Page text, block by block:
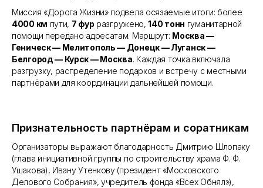
Миссия «Дорога Жизни» подвела осязаемые итоги: более
4000 км пути, 7 фур разгружено,140 тонн гуманитарной
помощи передано адресатам. Маршрут: Москва —
Геническ — Мелитополь — Донецк — Луганск —
Белгород — Курск — Москва. Каждая точка включала
разгрузку, распределение подарков и встречу с местными
партнёрами для координации дальнейшей помощи.
Признательность партнёрам и соратникам
Организаторы выражают благодарность Дмитрию Шлопаку
(глава инициативной группы по строительству храма Ф. Ф.
Ушакова), Ивану Утенкову (президент «Московского
Делового Собрания», учредитель фонда «Всех Обнял»),